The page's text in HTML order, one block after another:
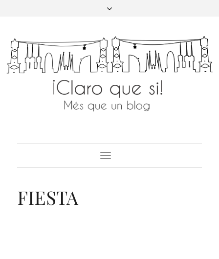
Toggle
Navigation
FIESTA